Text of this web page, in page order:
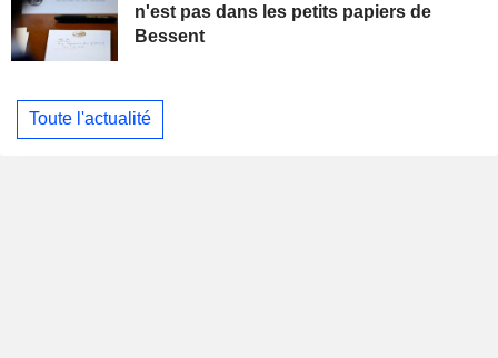
n'est pas dans les petits papiers de
Bessent
Toute l'actualité